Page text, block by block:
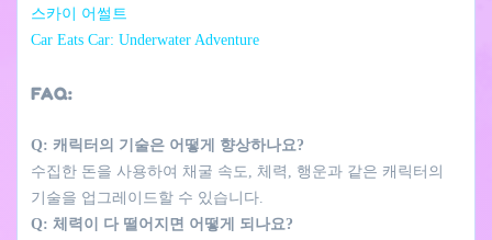
스카이 어썰트
Car Eats Car: Underwater Adventure
FAQ:
Q: 캐릭터의 기술은 어떻게 향상하나요?
수집한 돈을 사용하여 채굴 속도, 체력, 행운과 같은 캐릭터의
기술을 업그레이드할 수 있습니다.
Q: 체력이 다 떨어지면 어떻게 되나요?